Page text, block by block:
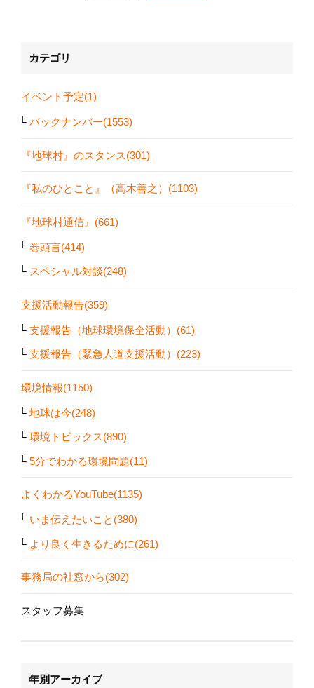
カテゴリ
イベント予定(1)
バックナンバー(1553)
『地球村』のスタンス(301)
『私のひとこと』（高木善之）(1103)
『地球村通信』(661)
巻頭言(414)
スペシャル対談(248)
支援活動報告(359)
支援報告（地球環境保全活動）(61)
支援報告（緊急人道支援活動）(223)
環境情報(1150)
地球は今(248)
環境トピックス(890)
5分でわかる環境問題(11)
よくわかるYouTube(1135)
いま伝えたいこと(380)
より良く生きるために(261)
事務局の社窓から(302)
スタッフ募集
年別アーカイブ